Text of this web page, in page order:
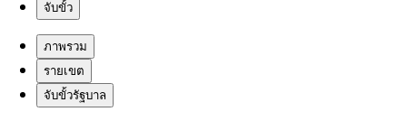
จับขั้ว
ภาพรวม
รายเขต
จับขั้วรัฐบาล